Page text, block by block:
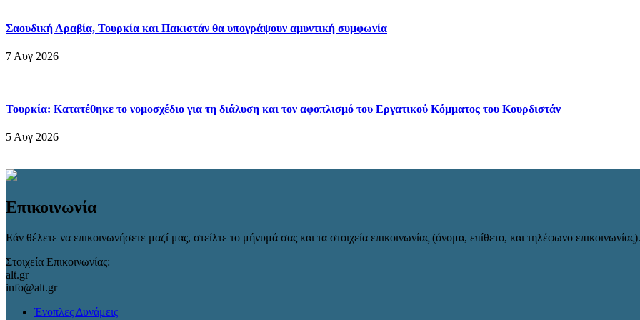
Σαουδική Αραβία, Τουρκία και Πακιστάν θα υπογράψουν αμυντική συμφωνία
7 Αυγ 2026
Τουρκία: Κατατέθηκε το νομοσχέδιο για τη διάλυση και τον αφοπλισμό του Εργατικού Κόμματος του Κουρδιστάν
5 Αυγ 2026
Επικοινωνία
Εάν θέλετε να επικοινωνήσετε μαζί μας, στείλτε το μήνυμά σας και τα στοιχεία επικοινωνίας (όνομα, επίθετο, και τηλέφωνο επικοινωνίας).
Στοιχεία Επικοινωνίας:
alt.gr
info@alt.gr
Ένοπλες Δυνάμεις